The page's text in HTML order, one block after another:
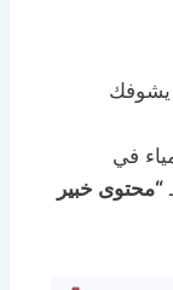
يشوفك
في
“محتوى خبير